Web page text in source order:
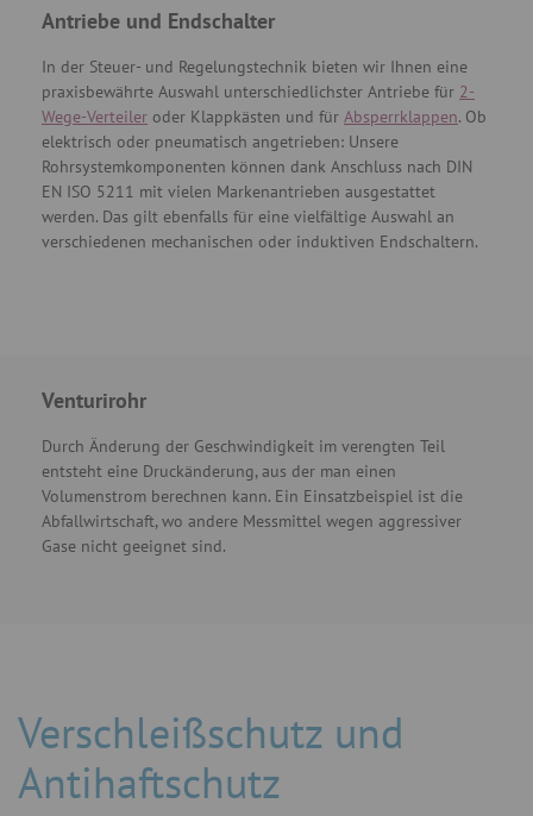
Antriebe und Endschalter
In der Steuer- und Regelungstechnik bieten wir Ihnen eine
praxisbewährte Auswahl unterschiedlichster Antriebe für 2-
Wege-Verteiler oder Klappkästen und für Absperrklappen. Ob
elektrisch oder pneumatisch angetrieben: Unsere
Rohrsystemkomponenten können dank Anschluss nach DIN
EN ISO 5211 mit vielen Markenantrieben ausgestattet
werden. Das gilt ebenfalls für eine vielfältige Auswahl an
verschiedenen mechanischen oder induktiven Endschaltern.
Venturirohr
Durch Änderung der Geschwindigkeit im verengten Teil
entsteht eine Druckänderung, aus der man einen
Volumenstrom berechnen kann. Ein Einsatzbeispiel ist die
Abfallwirtschaft, wo andere Messmittel wegen aggressiver
Gase nicht geeignet sind.
Verschleißschutz und
Antihaftschutz